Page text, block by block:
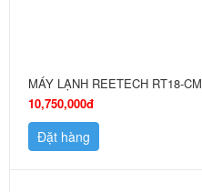
MÁY LẠNH REETECH RT18-CM
10,750,000đ
Đặt hàng